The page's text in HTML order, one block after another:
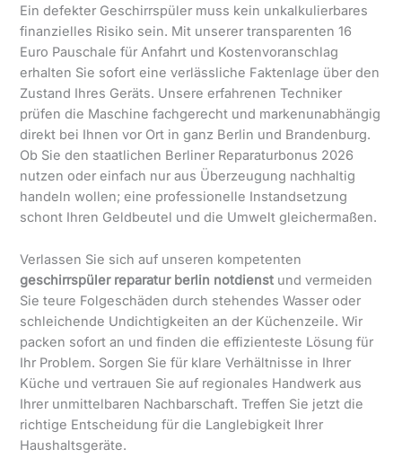
Ein defekter Geschirrspüler muss kein unkalkulierbares
finanzielles Risiko sein. Mit unserer transparenten 16
Euro Pauschale für Anfahrt und Kostenvoranschlag
erhalten Sie sofort eine verlässliche Faktenlage über den
Zustand Ihres Geräts. Unsere erfahrenen Techniker
prüfen die Maschine fachgerecht und markenunabhängig
direkt bei Ihnen vor Ort in ganz Berlin und Brandenburg.
Ob Sie den staatlichen Berliner Reparaturbonus 2026
nutzen oder einfach nur aus Überzeugung nachhaltig
handeln wollen; eine professionelle Instandsetzung
schont Ihren Geldbeutel und die Umwelt gleichermaßen.
Verlassen Sie sich auf unseren kompetenten
geschirrspüler reparatur berlin notdienst und vermeiden
Sie teure Folgeschäden durch stehendes Wasser oder
schleichende Undichtigkeiten an der Küchenzeile. Wir
packen sofort an und finden die effizienteste Lösung für
Ihr Problem. Sorgen Sie für klare Verhältnisse in Ihrer
Küche und vertrauen Sie auf regionales Handwerk aus
Ihrer unmittelbaren Nachbarschaft. Treffen Sie jetzt die
richtige Entscheidung für die Langlebigkeit Ihrer
Haushaltsgeräte.